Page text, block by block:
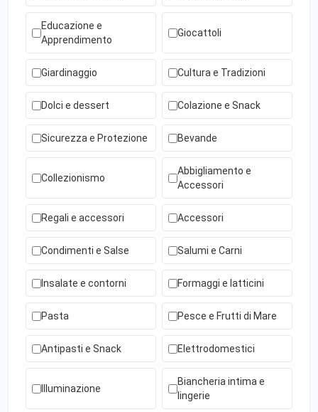
Educazione e
Apprendimento
Giocattoli
Giardinaggio Cultura e Tradizioni
Dolci e dessert Colazione e Snack
Sicurezza e Protezione Bevande
Collezionismo
Abbigliamento e
Accessori
Regali e accessori Accessori
Condimenti e Salse Salumi e Carni
Insalate e contorni Formaggi e latticini
Pasta Pesce e Frutti di Mare
Antipasti e Snack Elettrodomestici
Illuminazione
Biancheria intima e
lingerie